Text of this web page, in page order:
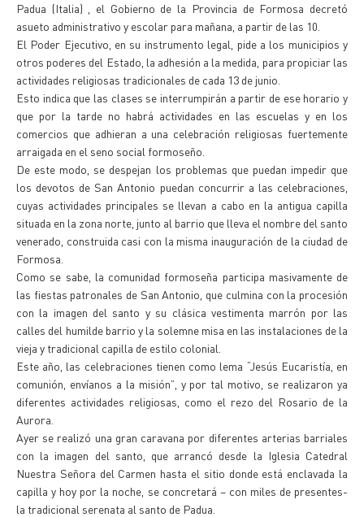
Padua (Italia) , el Gobierno de la Provincia de Formosa decretó
asueto administrativo y escolar para mañana, a partir de las 10.
El Poder Ejecutivo, en su instrumento legal, pide a los municipios y
otros poderes del Estado, la adhesión a la medida, para propiciar las
actividades religiosas tradicionales de cada 13 de junio.
Esto indica que las clases se interrumpirán a partir de ese horario y
que por la tarde no habrá actividades en las escuelas y en los
comercios que adhieran a una celebración religiosas fuertemente
arraigada en el seno social formoseño.
De este modo, se despejan los problemas que puedan impedir que
los devotos de San Antonio puedan concurrir a las celebraciones,
cuyas actividades principales se llevan a cabo en la antigua capilla
situada en la zona norte, junto al barrio que lleva el nombre del santo
venerado, construida casi con la misma inauguración de la ciudad de
Formosa.
Como se sabe, la comunidad formoseña participa masivamente de
las fiestas patronales de San Antonio, que culmina con la procesión
con la imagen del santo y su clásica vestimenta marrón por las
calles del humilde barrio y la solemne misa en las instalaciones de la
vieja y tradicional capilla de estilo colonial.
Este año, las celebraciones tienen como lema “Jesús Eucaristía, en
comunión, envíanos a la misión”, y por tal motivo, se realizaron ya
diferentes actividades religiosas, como el rezo del Rosario de la
Aurora.
Ayer se realizó una gran caravana por diferentes arterias barriales
con la imagen del santo, que arrancó desde la Iglesia Catedral
Nuestra Señora del Carmen hasta el sitio donde está enclavada la
capilla y hoy por la noche, se concretará – con miles de presentes-
la tradicional serenata al santo de Padua.